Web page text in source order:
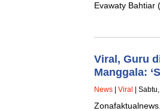
Evawaty Bahtiar
Viral, Guru
Manggala:
News Viral |